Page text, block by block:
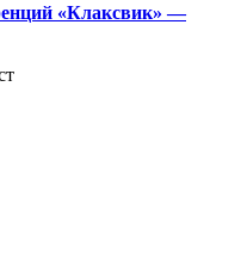
«Клаксвик» —